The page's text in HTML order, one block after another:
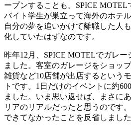
ープンすることも。SPICE
バイト学生が巣立って海外のホテ
自分の夢を追いかけて離職した人
化していたはずなのです。
昨年12月、SPICE MOTELでガレ
ました。客室のガレージをショッ
雑貨など10店舗が出店するという
トです。1日だけのイベントに約
ました。いま思い返せば、まさに
リアのリアルだったと思うのです
できてなかったことを反省しました